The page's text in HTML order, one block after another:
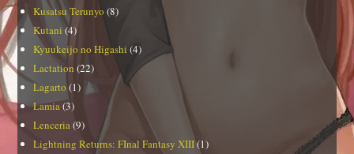
Kusatsu Terunyo (8)
Kutani (4)
Kyuukeijo no Higashi (4)
Lactation (22)
Lagarto(1)
Lamia (3)
Lenceria (9)
Lightning Returns: FInal Fantasy XIII(1)